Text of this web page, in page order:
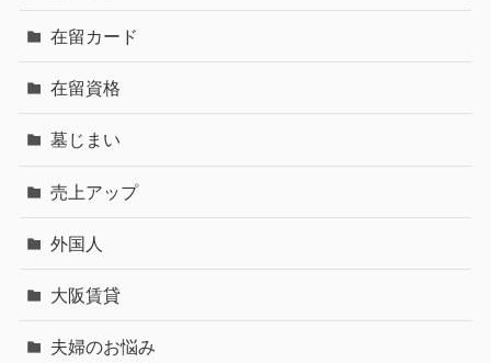
在留カード
在留資格
墓じまい
売上アップ
外国人
大阪賃貸
夫婦のお悩み